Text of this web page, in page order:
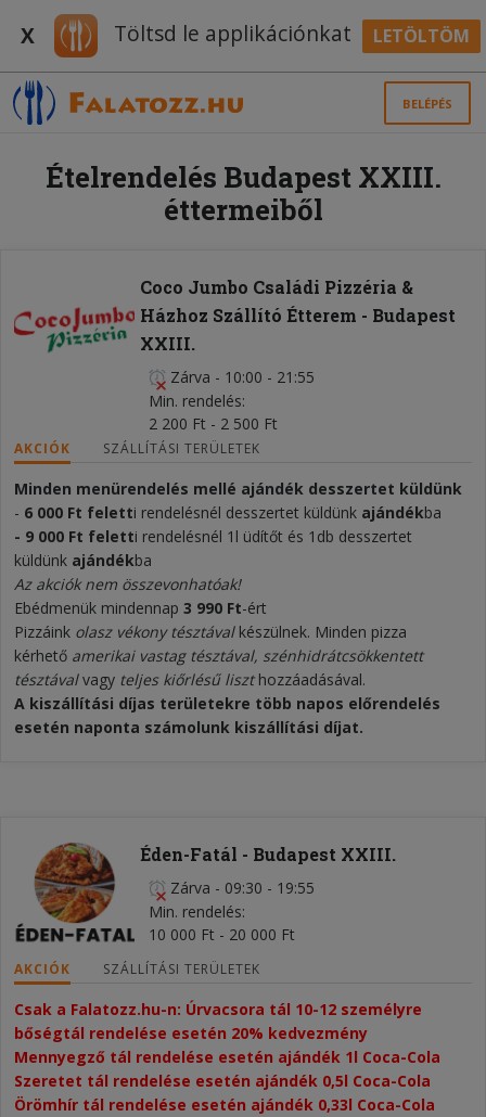
X Töltsd le applikációnkat LETÖLTÖM
BELÉPÉS
Ételrendelés Budapest XXIII.
éttermeiből
Coco Jumbo Családi Pizzéria &
Házhoz Szállító Étterem - Budapest
XXIII.
Zárva - 10:00 - 21:55
Min. rendelés
2 200 Ft - 2 500 Ft
AKCIÓK SZÁLLÍTÁSI TERÜLETEK
Minden menürendelés mellé ajándék desszertet küldünk
- 6 000 Ft feletti rendelésnél desszertet küldünk ajándékba
- 9 000 Ft feletti rendelésnél 1l üdítőt és 1db desszertet
küldünk ajándékba
Az akciók nem összevonhatóak!
Ebédmenük mindennap 3 990 Ft-ért
Pizzáink olasz vékony tésztávalkészülnek. Minden pizza
kérhető amerikai vastag tésztával, szénhidrátcsökkentett
tésztávalvagy teljes kiőrlésű liszt hozzáadásával.
A kiszállítási díjas területekre több napos előrendelés
esetén naponta számolunk kiszállítási díjat.
Éden-Fatál - Budapest XXIII.
Zárva - 09:30 - 19:55
Min. rendelés
10 000 Ft - 20 000 Ft
AKCIÓK SZÁLLÍTÁSI TERÜLETEK
Csak a Falatozz.hu-n: Úrvacsora tál 10-12 személyre
bőségtál rendelése esetén 20% kedvezmény​
Mennyegző tál rendelése esetén ajándék 1l Coca-Cola
Szeretet tál rendelése esetén ajándék 0,5l Coca-Cola
Örömhír tál rendelése esetén ajándék 0,33l Coca-Cola